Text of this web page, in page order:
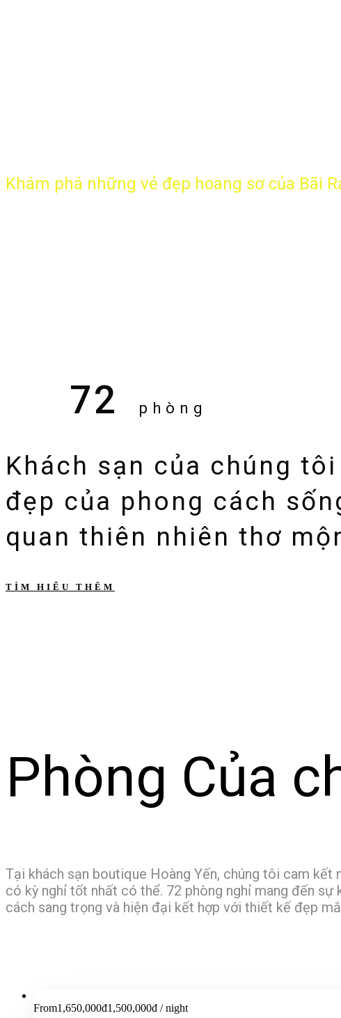
Khám phá những vẻ đẹp hoang sơ của Bãi
72 phòng
Khách sạn của chúng
đẹp của phong cách
quan thiên nhiên thơ
TÌM HIỂU THÊM
Phòng Của
Tại khách sạn boutique Hoàng Yến, chúng tôi cam
có kỳ nghỉ tốt nhất có thể. 72 phòng nghỉ mang đến sự
cách sang trọng và hiện đại kết hợp với thiết kế đẹp
From1,650,000đ1,500,000đ / night